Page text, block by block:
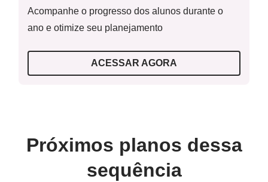
hereditariedade (fatores hereditários, segregação, gametas,
fecundação), considerando-as para resolver problemas
envolvendo a transmissão de características hereditárias
em diferentes organismos.
Identificar dilemas do seu cotidiano, apontando caminhos e
analisando consequências.
Acompanhe o progresso dos alunos durante o
ano e otimize seu planejamento
ACESSAR AGORA
Próximos planos dessa
sequência